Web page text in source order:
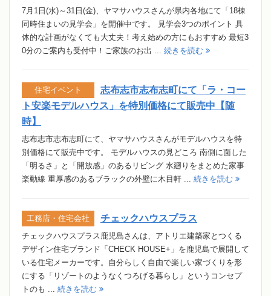
7月1日(水)～31日(金)、ヤマサハウスさんが県内各地にて「18棟
同時住まいの見学会」を開催中です。 見学会3つのポイント 具
体的な計画がなくても大丈夫！考え始めの方にもおすすめ 最短3
0分のご案内も受付中！ご家族のお出 ... 続きを読む
志布志市志布志町にて「ラ・コー
ト安楽モデルハウス」を特別価格にて販売中【随
時】
志布志市志布志町にて、ヤマサハウスさんがモデルハウスを特
別価格にて販売中です。 モデルハウスの見どころ 南側に面した
「明るさ」と「開放感」のあるリビング 水廻りをまとめた家事
楽動線 重厚感のあるブラックの外壁に木目軒 ... 続きを読む
住宅イベント
チェックハウスプラス
チェックハウスプラス鹿児島さんは、アトリエ建築家とつくる
デザイン住宅ブランド「CHECK HOUSE+」を鹿児島で展開して
いる住宅メーカーです。自分らしく自由で楽しい家づくりを形
にする「リゾートのようなくつろげる暮らし」というコンセプ
トのも ... 続きを読む
工務店・住宅会社